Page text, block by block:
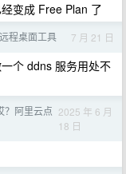
变成 Free Plan 了
程桌面工具 7 月 21 日
个 ddns 服务用处不
？阿里云点 2025 年 6 月
18 日